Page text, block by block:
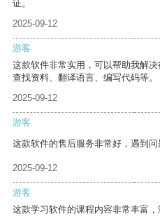
证。
2025-09-12
游客
这款软件非常实用，可以帮助我解
查找资料、翻译语言、编写代码等。
2025-09-12
游客
这款软件的售后服务非常好，遇到问
2025-09-12
游客
这款学习软件的课程内容非常丰富